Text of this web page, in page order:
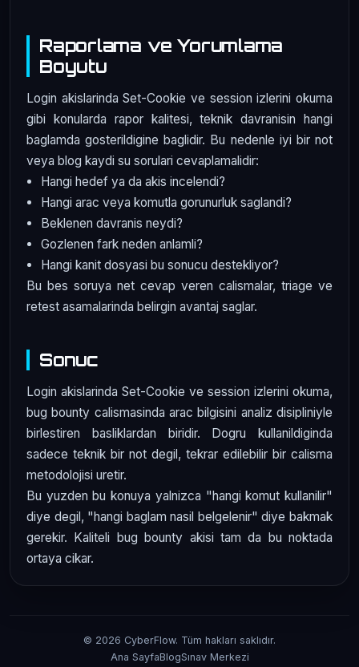
Raporlama ve Yorumlama
Boyutu
Login akislarinda Set-Cookie ve session izlerini okuma
gibi konularda rapor kalitesi, teknik davranisin hangi
baglamda gosterildigine baglidir. Bu nedenle iyi bir not
veya blog kaydi su sorulari cevaplamalidir:
Hangi hedef ya da akis incelendi?
Hangi arac veya komutla gorunurluk saglandi?
Beklenen davranis neydi?
Gozlenen fark neden anlamli?
Hangi kanit dosyasi bu sonucu destekliyor?
Bu bes soruya net cevap veren calismalar, triage ve
retest asamalarinda belirgin avantaj saglar.
Sonuc
Login akislarinda Set-Cookie ve session izlerini okuma,
bug bounty calismasinda arac bilgisini analiz disipliniyle
birlestiren basliklardan biridir. Dogru kullanildiginda
sadece teknik bir not degil, tekrar edilebilir bir calisma
metodolojisi uretir.
Bu yuzden bu konuya yalnizca "hangi komut kullanilir"
diye degil, "hangi baglam nasil belgelenir" diye bakmak
gerekir. Kaliteli bug bounty akisi tam da bu noktada
ortaya cikar.
© 2026 CyberFlow. Tüm hakları saklıdır.
Ana SayfaBlogSınav Merkezi